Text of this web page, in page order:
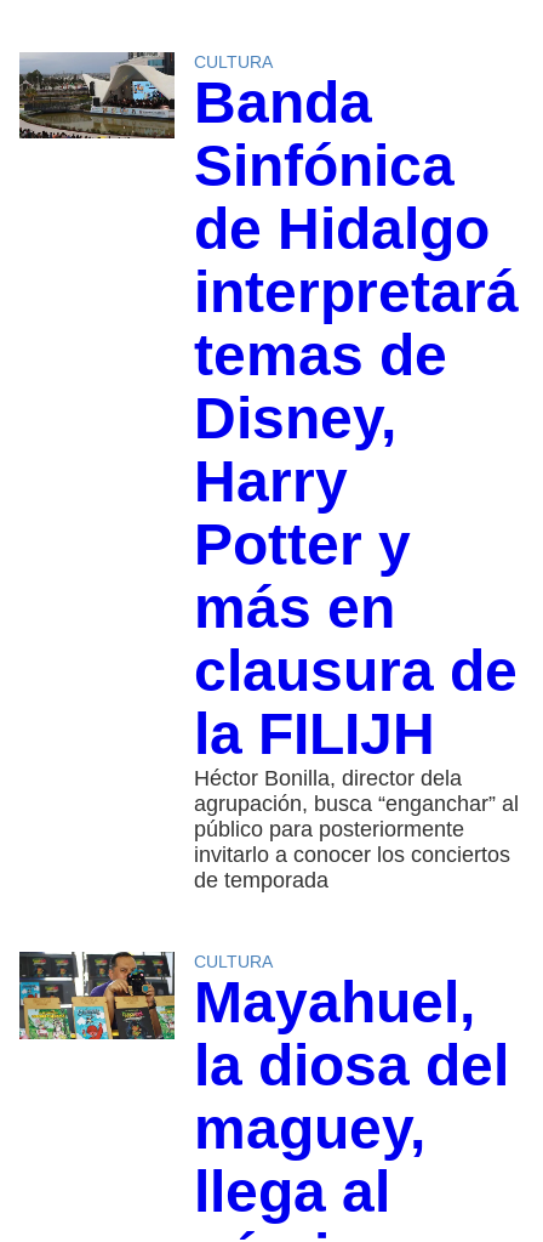
CULTURA
Banda
Sinfónica
de Hidalgo
interpretará
temas de
Disney,
Harry
Potter y
más en
clausura de
la FILIJH
Héctor Bonilla, director dela
agrupación, busca “enganchar” al
público para posteriormente
invitarlo a conocer los conciertos
de temporada
CULTURA
Mayahuel,
la diosa del
maguey,
llega al